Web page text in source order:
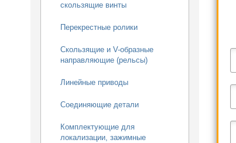
скользящие винты
Перекрестные ролики
Скользящие и V-образные
направляющие (рельсы)
Линейные приводы
Соединяющие детали
Комплектующие для
локализации, зажимные